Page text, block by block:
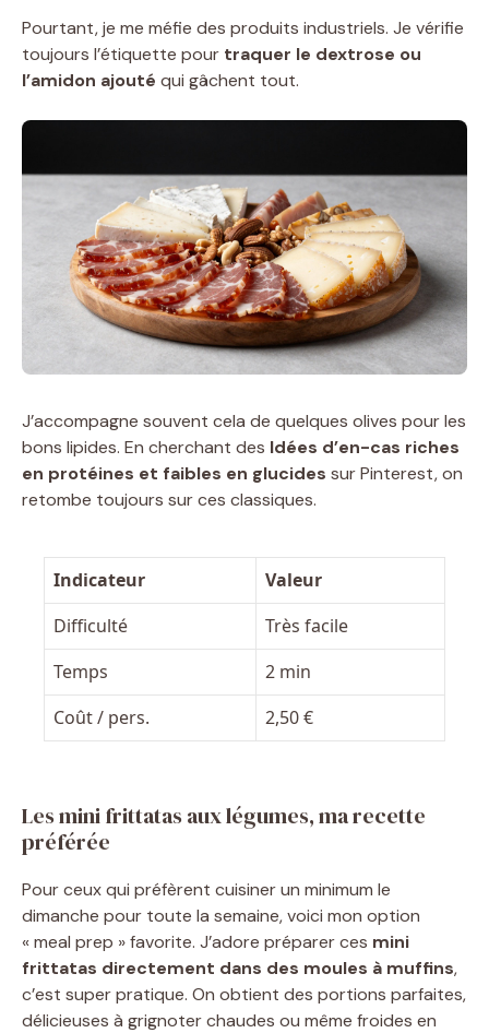
Pourtant, je me méfie des produits industriels. Je vérifie
toujours l’étiquette pour traquer le dextrose ou
l’amidon ajouté qui gâchent tout.
J’accompagne souvent cela de quelques olives pour les
bons lipides. En cherchant des Idées d’en-cas riches
en protéines et faibles en glucides sur Pinterest, on
retombe toujours sur ces classiques.
Indicateur
Valeur
Difficulté
Très facile
Temps
2 min
Coût / pers.
2,50 €
Les mini frittatas aux légumes, ma recette
préférée
Pour ceux qui préfèrent cuisiner un minimum le
dimanche pour toute la semaine, voici mon option
« meal prep » favorite. J’adore préparer ces mini
frittatas directement dans des moules à muffins,
c’est super pratique. On obtient des portions parfaites,
délicieuses à grignoter chaudes ou même froides en